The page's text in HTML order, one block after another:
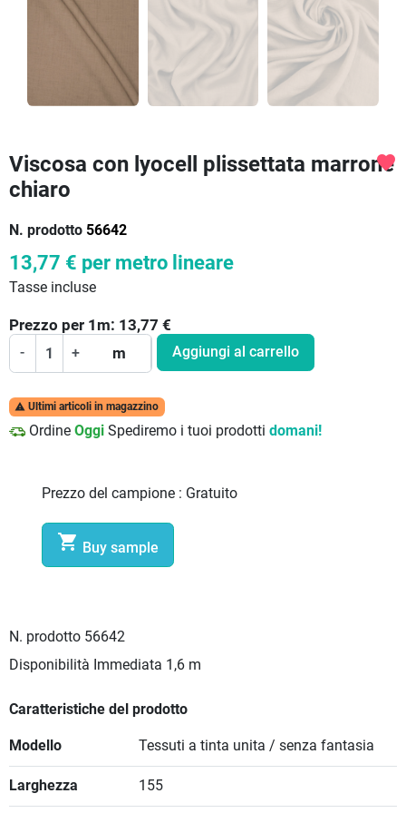
Viscosa con lyocell plissettata marrone
chiaro
N. prodotto 56642
favorite
13,77 € per metro lineare
Tasse incluse
Prezzo per 1 m: 13,77 €
- + m Aggiungi al carrello
 Ultimi articoli in magazzino
Ordine Oggi Spediremo i tuoi prodotti domani!
Prezzo del campione : Gratuito
 Buy sample
N. prodotto 56642
Disponibilità Immediata 1,6 m
Caratteristiche del prodotto
Modello Tessuti a tinta unita / senza fantasia
Larghezza 155